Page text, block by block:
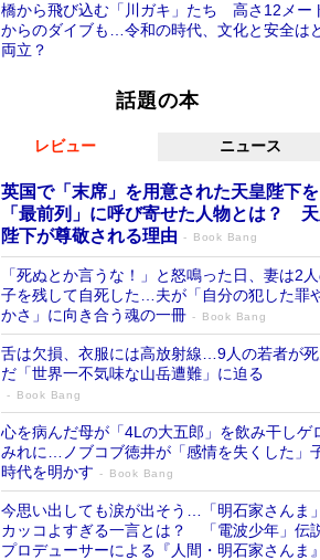
橋から飛び込む「川ガキ」たち 高さ12メー
からのダイブも…令和の時代、文化と安全は
両立？
話題の本
レビュー ニュース
英国で「末席」を用意された天皇陛下を
「最前列」に呼び寄せた人物とは？
陛下が尊敬される理由
Book Bang
「死ぬとか言うな！」と怒鳴った日、妻は2
子を残して自死した…夫が「自分の犯した罪
かさ」に向き合う魂の一冊
Book Bang
舌は欠損、衣服には高放射線…9人の若者が
だ「世界一不気味な山岳遭難」に迫る
Book Bang
心を病んだ母が「4Lの大五郎」を飲み干しゲ
みれに…ノブコブ徳井が「感情を失くした」
時代を明かす
Book Bang
今思い出しても涙が出そう…「明石家さんま
カッコよすぎる一言とは？ 「電波少年」伝
プロデューサーによる『人間・明石家さんま